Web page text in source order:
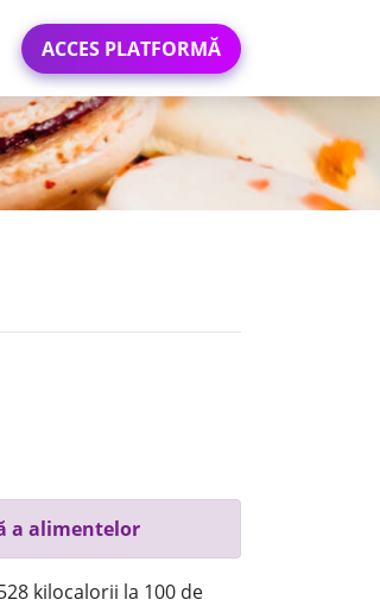
ACCES PLATFORMĂ
a alimentelor
kilocalorii la 100 de